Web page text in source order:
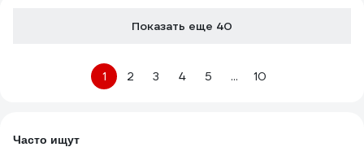
Показать еще 40
1 2 3 4 5 ... 10
Часто ищут